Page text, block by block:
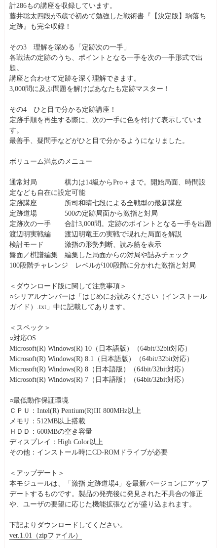
計286もの講座を収録しています。
藤井聡太四段が5歳で初めて勉強した戦術書『【決定版】駒落ち
定跡』も完全収録！
その3 理解を深める「定跡次の一手」
各戦法の定跡のうち、ポイントとなる一手を次の一手形式で出
題。
講座と合わせて定跡を深く理解できます。
3,000問に及ぶ問題を解けばあなたも定跡マスター！
その4 ひと目で分かる定跡講座！
定跡手順を再生する際に、次の一手に色を付けて表示していま
す。
最善手、疑問手などがひと目で分かるようになりました。
ボリューム満点のメニュー
通常対局 棋力は14級からPro＋まで。開始局面、時間設
定なども自在に設定可能
定跡講座 所司和晴七段による全戦型の最新講座
定跡道場 500の定跡局面から激指と対局
定跡次の一手 合計3,000問。定跡のポイントとなる一手を出題
渡辺明実戦編 渡辺明竜王の実戦で現れた局面を解説
検討モード 激指の形勢判断、読み筋を表示
盤面／棋譜編集 編集した局面からの対局や詰みチェック
100段階チャレンジ レベルが100段階に分かれた激指と対局
＜ダウンロード版に関して注意事項＞
○シリアルナンバーは「はじめにお読みください（インストール
ガイド）.txt」中に記載してあります。
＜スペック＞
○対応OS
Microsoft(R) Windows(R) 10（日本語版）（64bit/32bit対応）
Microsoft(R) Windows(R) 8.1（日本語版）（64bit/32bit対応）
Microsoft(R) Windows(R) 8（日本語版）（64bit/32bit対応）
Microsoft(R) Windows(R) 7（日本語版）（64bit/32bit対応）
○最低動作保証環境
ＣＰＵ：Intel(R) Pentium(R)III 800MHz以上
メモリ：512MB以上搭載
ＨＤＤ：600MBの空き容量
ディスプレイ：High Color以上
その他：インストール時にCD-ROMドライブが必要
＜アップデート＞
本モジュールは、「激指 定跡道場4」を最新バージョンにアップ
デートするものです。製品の発売後に発見された不具合の修正
や、ユーザの要望に応じた機能拡張などが盛り込まれます。
下記よりダウンロードしてください。
ver.1.01（zipファイル）